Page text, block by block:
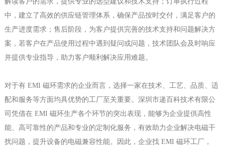
中，建立了高效的供应链管理体系，确保产品按时交付，满足客户的
生产进度需求；售后阶段，为客户提供完善的技术支持和问题解决方
案，若客户在产品使用过程中遇到疑问或问题，技术团队会及时响应
并提供专业指导，助力客户顺利解决应用难题。
对于有 EMI 磁环需求的企业而言，选择一家在技术、工艺、品质、适
配和服务等方面均具优势的工厂至关重要。深圳市递百科技术有限公
司凭借在 EMI 磁环生产各个环节的突出表现，能够为企业提供高性
能、高可靠性的产品和专业的定制化服务，有效助力企业解决电磁干
扰问题，提升设备的电磁兼容性能。因此，企业找 EMI 磁环工厂，